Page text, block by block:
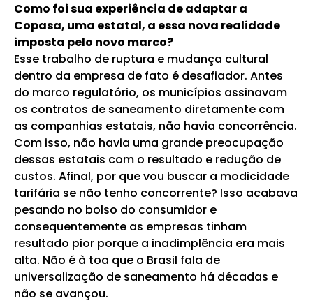
Como foi sua experiência de adaptar a
Copasa, uma estatal, a essa nova realidade
imposta pelo novo marco?
Esse trabalho de ruptura e mudança cultural
dentro da empresa de fato é desafiador. Antes
do marco regulatório, os municípios assinavam
os contratos de saneamento diretamente com
as companhias estatais, não havia concorrência.
Com isso, não havia uma grande preocupação
dessas estatais com o resultado e redução de
custos. Afinal, por que vou buscar a modicidade
tarifária se não tenho concorrente? Isso acabava
pesando no bolso do consumidor e
consequentemente as empresas tinham
resultado pior porque a inadimplência era mais
alta. Não é à toa que o Brasil fala de
universalização de saneamento há décadas e
não se avançou.